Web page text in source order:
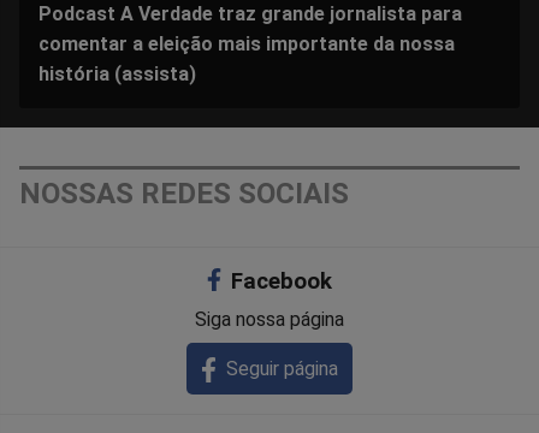
Podcast A Verdade traz grande jornalista para
comentar a eleição mais importante da nossa
história (assista)
NOSSAS REDES SOCIAIS
Facebook
Siga nossa página
Seguir página